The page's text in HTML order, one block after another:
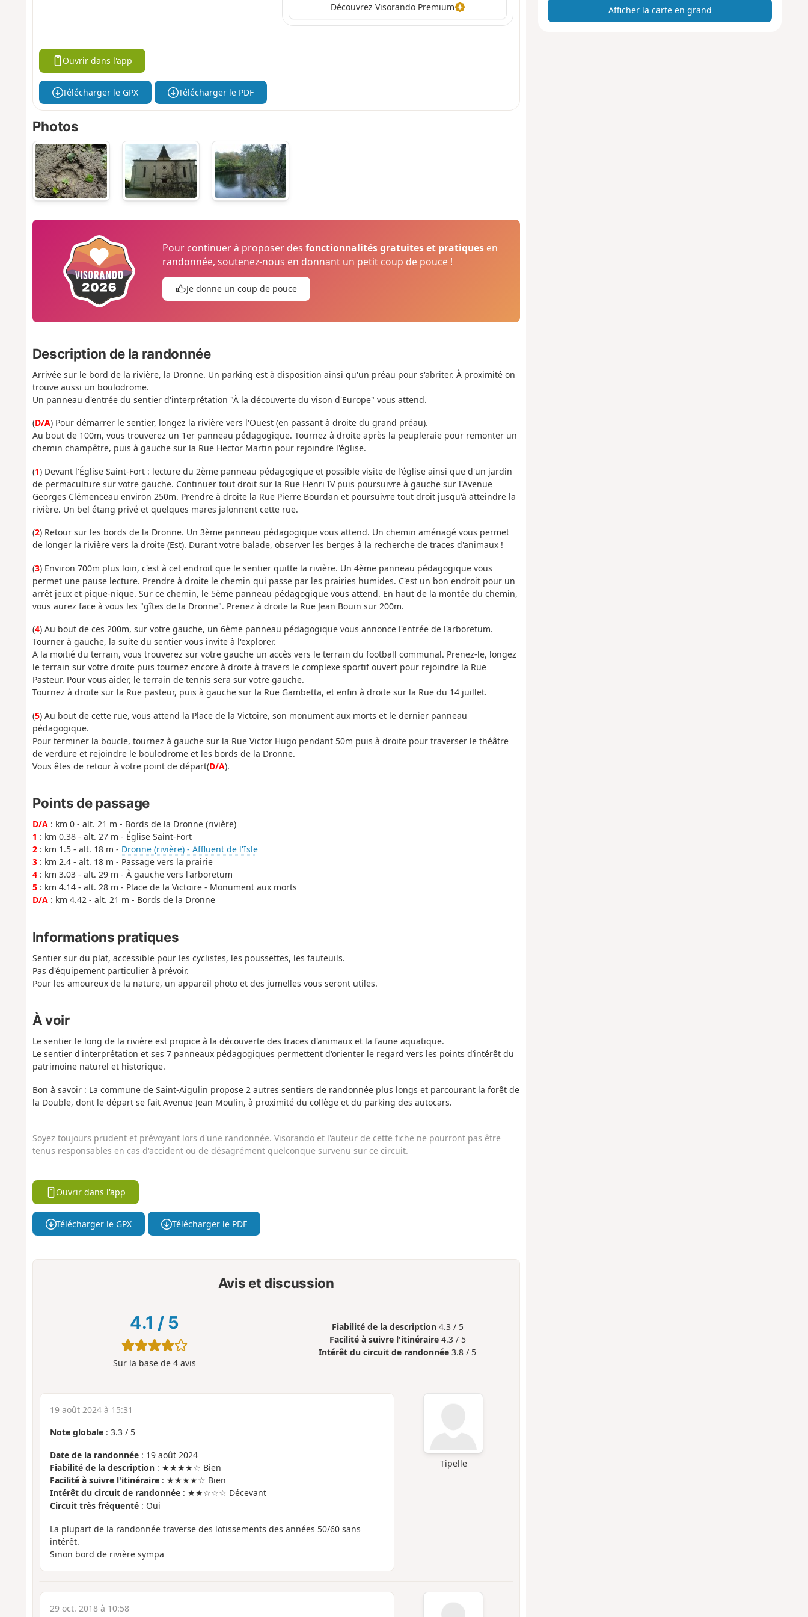
Découvrez Visorando Premium
Ouvrir dans l'app
Télécharger le GPX Télécharger le PDF
Photos
Pour continuer à proposer desfonctionnalités gratuites et pratiques en
randonnée, soutenez-nous en donnant un petit coup de pouce !
Je donne un coup de pouce
Description de la randonnée
Arrivée sur le bord de la rivière, la Dronne. Un parking est à disposition ainsi qu'un préau pour s'abriter. À proximité on
trouve aussi un boulodrome.
Un panneau d'entrée du sentier d'interprétation "À la découverte du vison d'Europe" vous attend.
(D/A) Pour démarrer le sentier, longez la rivière vers l'Ouest (en passant à droite du grand préau).
Au bout de 100m, vous trouverez un 1er panneau pédagogique. Tournez à droite après la peupleraie pour remonter un
chemin champêtre, puis à gauche sur la Rue Hector Martin pour rejoindre l'église.
(1) Devant l'Église Saint-Fort : lecture du 2ème panneau pédagogique et possible visite de l'église ainsi que d'un jardin
de permaculture sur votre gauche. Continuer tout droit sur la Rue Henri IV puis poursuivre à gauche sur l'Avenue
Georges Clémenceau environ 250m. Prendre à droite la Rue Pierre Bourdan et poursuivre tout droit jusqu'à atteindre la
rivière. Un bel étang privé et quelques mares jalonnent cette rue.
(2) Retour sur les bords de la Dronne. Un 3ème panneau pédagogique vous attend. Un chemin aménagé vous permet
de longer la rivière vers la droite (Est). Durant votre balade, observer les berges à la recherche de traces d'animaux !
(3) Environ 700m plus loin, c'est à cet endroit que le sentier quitte la rivière. Un 4ème panneau pédagogique vous
permet une pause lecture. Prendre à droite le chemin qui passe par les prairies humides. C'est un bon endroit pour un
arrêt jeux et pique-nique. Sur ce chemin, le 5ème panneau pédagogique vous attend. En haut de la montée du chemin,
vous aurez face à vous les "gîtes de la Dronne". Prenez à droite la Rue Jean Bouin sur 200m.
(4) Au bout de ces 200m, sur votre gauche, un 6ème panneau pédagogique vous annonce l'entrée de l'arboretum.
Tourner à gauche, la suite du sentier vous invite à l'explorer.
A la moitié du terrain, vous trouverez sur votre gauche un accès vers le terrain du football communal. Prenez-le, longez
le terrain sur votre droite puis tournez encore à droite à travers le complexe sportif ouvert pour rejoindre la Rue
Pasteur. Pour vous aider, le terrain de tennis sera sur votre gauche.
Tournez à droite sur la Rue pasteur, puis à gauche sur la Rue Gambetta, et enfin à droite sur la Rue du 14 juillet.
(5) Au bout de cette rue, vous attend la Place de la Victoire, son monument aux morts et le dernier panneau
pédagogique.
Pour terminer la boucle, tournez à gauche sur la Rue Victor Hugo pendant 50m puis à droite pour traverser le théâtre
de verdure et rejoindre le boulodrome et les bords de la Dronne.
Vous êtes de retour à votre point de départ(D/A).
Points de passage
D/A: km 0 - alt. 21 m - Bords de la Dronne (rivière)
1 : km 0.38 - alt. 27 m - Église Saint-Fort
2: km 1.5 - alt. 18 m - Dronne (rivière) - Affluent de l'Isle
3: km 2.4 - alt. 18 m - Passage vers la prairie
4: km 3.03 - alt. 29 m - À gauche vers l'arboretum
5: km 4.14 - alt. 28 m - Place de la Victoire - Monument aux morts
D/A: km 4.42 - alt. 21 m - Bords de la Dronne
Informations pratiques
Sentier sur du plat, accessible pour les cyclistes, les poussettes, les fauteuils.
Pas d'équipement particulier à prévoir.
Pour les amoureux de la nature, un appareil photo et des jumelles vous seront utiles.
À voir
Le sentier le long de la rivière est propice à la découverte des traces d'animaux et la faune aquatique.
Le sentier d'interprétation et ses 7 panneaux pédagogiques permettent d'orienter le regard vers les points d’intérêt du
patrimoine naturel et historique.
Bon à savoir : La commune de Saint-Aigulin propose 2 autres sentiers de randonnée plus longs et parcourant la forêt de
la Double, dont le départ se fait Avenue Jean Moulin, à proximité du collège et du parking des autocars.
Soyez toujours prudent et prévoyant lors d'une randonnée. Visorando et l'auteur de cette fiche ne pourront pas être
tenus responsables en cas d'accident ou de désagrément quelconque survenu sur ce circuit.
Ouvrir dans l'app
Télécharger le GPX Télécharger le PDF
Avis et discussion
4.1 / 5
Sur la base de 4avis
Fiabilité de la description 4.3 / 5
Facilité à suivre l'itinéraire 4.3 / 5
Intérêt du circuit de randonnée 3.8 / 5
Tipelle
19 août 2024 à 15:31
Note globale: 3.3/ 5
Date de la randonnée: 19 août 2024
Fiabilité de la description: ★★★★☆ Bien
Facilité à suivre l'itinéraire: ★★★★☆ Bien
Intérêt du circuit de randonnée: ★★☆☆☆ Décevant
Circuit très fréquenté: Oui
La plupart de la randonnée traverse des lotissements des années 50/60 sans
intérêt.
Sinon bord de rivière sympa
29 oct. 2018 à 10:58
t
e
Afficher la carte en grand